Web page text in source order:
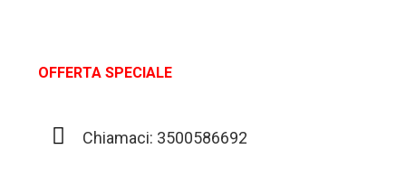
OFFERTA SPECIALE
Chiamaci: 3500586692